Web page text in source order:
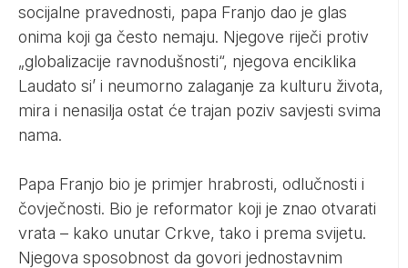
socijalne pravednosti, papa Franjo dao je glas
onima koji ga često nemaju. Njegove riječi protiv
„globalizacije ravnodušnosti“, njegova enciklika
Laudato si’ i neumorno zalaganje za kulturu života,
mira i nenasilja ostat će trajan poziv savjesti svima
nama.
Papa Franjo bio je primjer hrabrosti, odlučnosti i
čovječnosti. Bio je reformator koji je znao otvarati
vrata – kako unutar Crkve, tako i prema svijetu.
Njegova sposobnost da govori jednostavnim